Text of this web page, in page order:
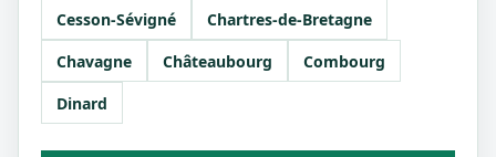
Cesson-Sévigné
Chartres-de-Bretagne
Chavagne
Châteaubourg
Combourg
Dinard